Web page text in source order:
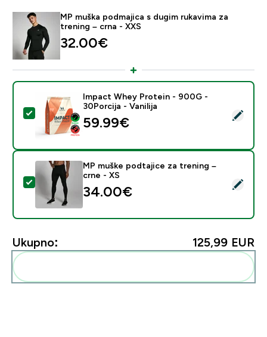
MP muška podmajica s dugim rukavima za
trening – crna - XXS
32.00€‎
Odaberi ovaj proizvod - Impact Whey Protein - 900G
Impact Whey Protein - 900G -
30Porcija - Vanilija
59.99€‎
Odaberi ovaj proizvod - MP muške podtajice za
MP muške podtajice za trening –
crne - XS
34.00€‎
Ukupno: 125,99 EUR‎